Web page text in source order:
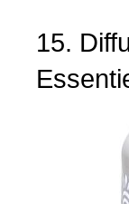
15.